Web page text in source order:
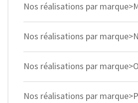
Nos réalisations par
Nos réalisations par
Nos réalisations par
Nos réalisations par